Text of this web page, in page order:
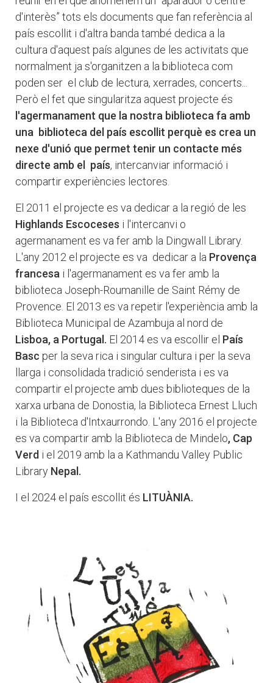
d'interès” tots els documents que fan referència al
país escollit i d'altra banda també dedica a la
cultura d'aquest país algunes de les activitats que
normalment ja s'organitzen a la biblioteca com
poden ser el club de lectura, xerrades, concerts...
Però el fet que singularitza aquest projecte és
l'agermanament que la nostra biblioteca fa amb
una biblioteca del país escollit perquè es crea un
nexe d'unió que permet tenir un contacte més
directe amb el país, intercanviar informació i
compartir experiències lectores.
El 2011 el projecte es va dedicar a la regió de les
Highlands Escoceses i l'intercanvi o
agermanament es va fer amb la Dingwall Library.
L'any 2012 el projecte es va dedicar a la Provença
francesa i l'agermanament es va fer amb la
biblioteca Joseph-Roumanille de Saint Rémy de
Provence. El 2013 es va repetir l'experiència amb la
Biblioteca Municipal de Azambuja al nord de
Lisboa, a Portugal. El 2014 es va escollir el País
Basc per la seva rica i singular cultura i per la seva
llarga i consolidada tradició senderista i es va
compartir el projecte amb dues biblioteques de la
xarxa urbana de Donostia, la Biblioteca Ernest Lluch
i la Biblioteca d'Intxaurrondo. L'any 2016 el projecte
es va compartir amb la Biblioteca de Mindelo, Cap
Verd i el 2019 amb la a Kathmandu Valley Public
Library Nepal.
I el 2024 el país escollit és LITUÀNIA.